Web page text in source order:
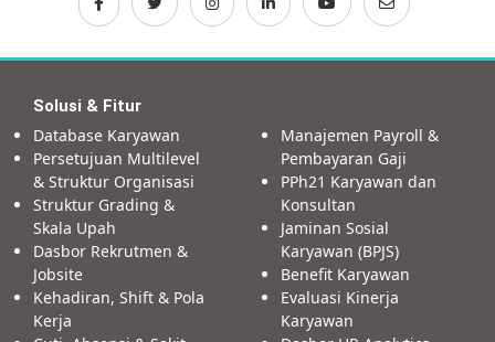
Solusi & Fitur
Database Karyawan
Persetujuan Multilevel
& Struktur Organisasi
Struktur Grading &
Skala Upah
Dasbor Rekrutmen &
Jobsite
Kehadiran, Shift & Pola
Kerja
Manajemen Payroll &
Pembayaran Gaji
PPh21 Karyawan dan
Konsultan
Jaminan Sosial
Karyawan (BPJS)
Benefit Karyawan
Evaluasi Kinerja
Karyawan